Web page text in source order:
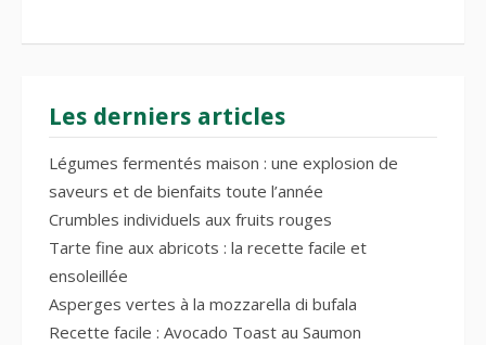
Les derniers articles
Légumes fermentés maison : une explosion de
saveurs et de bienfaits toute l’année
Crumbles individuels aux fruits rouges
Tarte fine aux abricots : la recette facile et
ensoleillée
Asperges vertes à la mozzarella di bufala
Recette facile : Avocado Toast au Saumon